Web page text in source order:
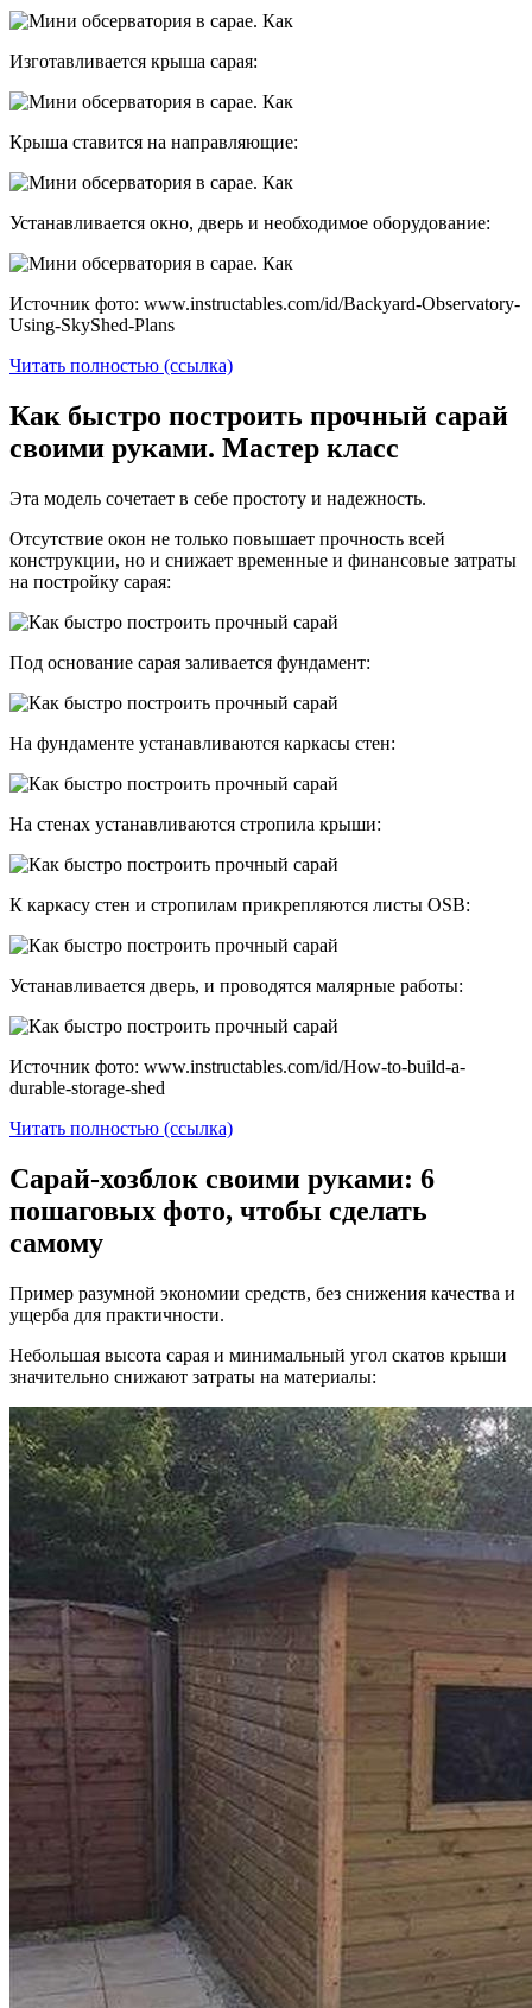
Изготавливается крыша сарая:
Крыша ставится на направляющие:
Устанавливается окно, дверь и необходимое оборудование:
Источник фото: www.instructables.com/id/Backyard-Observatory-
Using-SkyShed-Plans
Читать полностью (ссылка)
Как быстро построить прочный сарай
своими руками. Мастер класс
Эта модель сочетает в себе простоту и надежность.
Отсутствие окон не только повышает прочность всей
конструкции, но и снижает временные и финансовые затраты
на постройку сарая:
Под основание сарая заливается фундамент:
На фундаменте устанавливаются каркасы стен:
На стенах устанавливаются стропила крыши:
К каркасу стен и стропилам прикрепляются листы OSB:
Устанавливается дверь, и проводятся малярные работы:
Источник фото: www.instructables.com/id/How-to-build-a-
durable-storage-shed
Читать полностью (ссылка)
Сарай-хозблок своими руками: 6
пошаговых фото, чтобы сделать
самому
Пример разумной экономии средств, без снижения качества и
ущерба для практичности.
Небольшая высота сарая и минимальный угол скатов крыши
значительно снижают затраты на материалы: